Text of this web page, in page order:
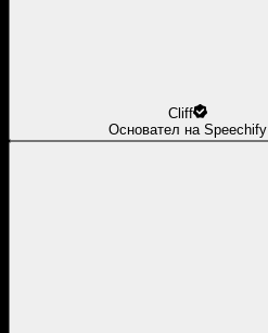
Cliff
Основател на Speechify